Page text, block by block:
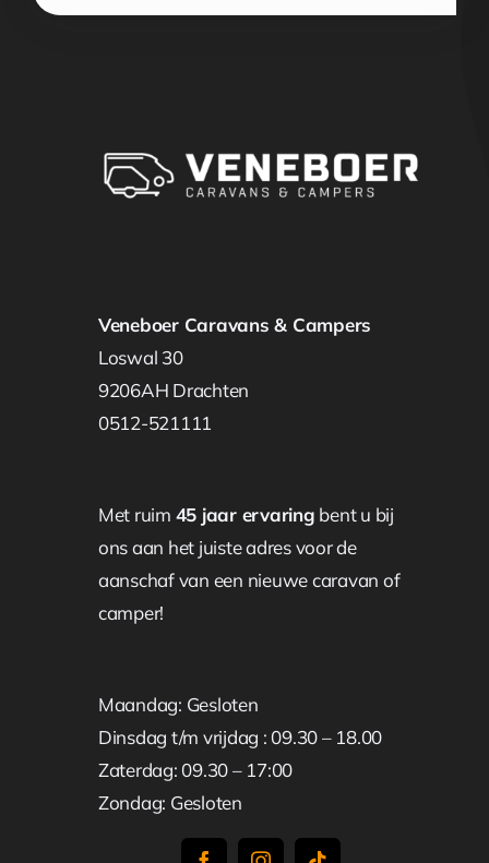
Veneboer Caravans & Campers
Loswal 30
9206AH Drachten
0512-521111
Met ruim 45 jaar ervaring bent u bij
ons aan het juiste adres voor de
aanschaf van een nieuwe caravan of
camper!
Maandag: Gesloten
Dinsdag t/m vrijdag : 09.30 – 18.00
Zaterdag: 09.30 – 17:00
Zondag: Gesloten